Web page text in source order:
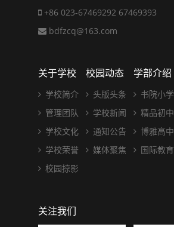
+86 023-67469292 67469393
bdfzcq@163.com
关于学校
学校简介
管理团队
学校文化
学校荣誉
校园掠影
校园动态
头版头条
学校新闻
通知公告
媒体聚焦
学部介绍
书院小学
精品初中
博雅高中
国际教育
关注我们